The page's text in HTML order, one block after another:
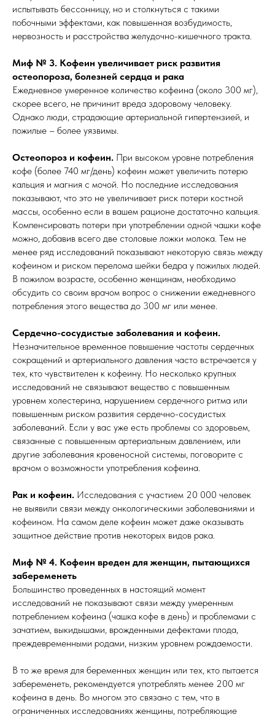
испытывать бессонницу, но и столкнуться с такими
побочными эффектами, как повышенная возбудимость,
нервозность и расстройства желудочно-кишечного тракта.
Миф № 3. Кофеин увеличивает риск развития
остеопороза, болезней сердца и рака
Ежедневное умеренное количество кофеина (около 300 мг),
скорее всего, не причинит вреда здоровому человеку.
Однако люди, страдающие артериальной гипертензией, и
пожилые – более уязвимы.
Остеопороз и кофеин. При высоком уровне потребления
кофе (более 740 мг/день) кофеин может увеличить потерю
кальция и магния с мочой. Но последние исследования
показывают, что это не увеличивает риск потери костной
массы, особенно если в вашем рационе достаточно кальция.
Компенсировать потери при употреблении одной чашки кофе
можно, добавив всего две столовые ложки молока. Тем не
менее ряд исследований показывают некоторую связь между
кофеином и риском перелома шейки бедра у пожилых людей.
В пожилом возрасте, особенно женщинам, необходимо
обсудить со своим врачом вопрос о снижении ежедневного
потребления этого вещества до 300 мг или менее.
Сердечно-сосудистые заболевания и кофеин.
Незначительное временное повышение частоты сердечных
сокращений и артериального давления часто встречается у
тех, кто чувствителен к кофеину. Но несколько крупных
исследований не связывают вещество с повышенным
уровнем холестерина, нарушением сердечного ритма или
повышенным риском развития сердечно-сосудистых
заболеваний. Если у вас уже есть проблемы со здоровьем,
связанные с повышенным артериальным давлением, или
другие заболевания кровеносной системы, поговорите с
врачом о возможности употребления кофеина.
Рак и кофеин. Исследования с участием 20 000 человек
не выявили связи между онкологическими заболеваниями и
кофеином. На самом деле кофеин может даже оказывать
защитное действие против некоторых видов рака.
Миф № 4. Кофеин вреден для женщин, пытающихся
забеременеть
Большинство проведенных в настоящий момент
исследований не показывают связи между умеренным
потреблением кофеина (чашка кофе в день) и проблемами с
зачатием, выкидышами, врожденными дефектами плода,
преждевременными родами, низким уровнем рождаемости.
В то же время для беременных женщин или тех, кто пытается
забеременеть, рекомендуется употреблять менее 200 мг
кофеина в день. Во многом это связано с тем, что в
ограниченных исследованиях женщины, потребляющие